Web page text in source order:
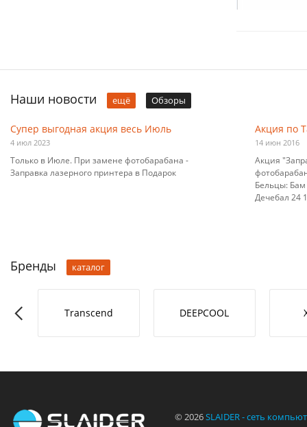
Наши новости ещё Обзоры
Супер выгодная акция весь Июль
4 июл 2023
Только в Июле. При замене фотобарабана -
Заправка лазерного принтера в Подарок
Акция по
14 июн 2016
Акция
Бельцы: Бам
Дечебал 24
Бренды каталог
L Transcend DEEPCOOL
© 2026SLAIDER - сеть